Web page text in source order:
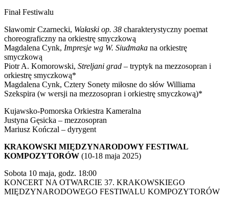
Finał Festiwalu
Sławomir Czarnecki, Wałaski op. 38 charakterystyczny poemat
choreograficzny na orkiestrę smyczkową
Magdalena Cynk, Impresje wg W. Siudmaka na orkiestrę
smyczkową
Piotr A. Komorowski, Streljani grad – tryptyk na mezzosopran i
orkiestrę smyczkową*
Magdalena Cynk, Cztery Sonety miłosne do słów Williama
Szekspira (w wersji na mezzosopran i orkiestrę smyczkową)*
Kujawsko-Pomorska Orkiestra Kameralna
Justyna Gęsicka – mezzosopran
Mariusz Kończal – dyrygent
KRAKOWSKI MIĘDZYNARODOWY FESTIWAL
KOMPOZYTORÓW (10-18 maja 2025)
Sobota 10 maja, godz. 18:00
KONCERT NA OTWARCIE 37. KRAKOWSKIEGO
MIĘDZYNARODOWEGO FESTIWALU KOMPOZYTORÓW